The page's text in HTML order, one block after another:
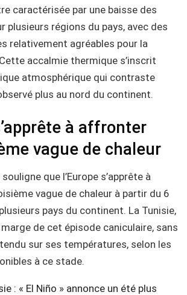
caractérisée par une baisse des
plusieurs régions du pays, avec des
relativement agréables pour la
accalmie thermique s’inscrit
atmosphérique qui contraste
plus au nord du continent.
à affronter
vague de chaleur
que l’Europe s’apprête à
vague de chaleur à partir du 6
pays du continent. La Tunisie,
de cet épisode caniculaire, sans
sur ses températures, selon les
à ce stade.
: « El Niño » annonce un été plus